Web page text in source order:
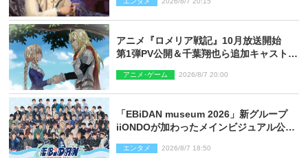
アニメ『ロメリア戦記』10月放送開始
第1弾PV公開＆千葉翔也ら追加キャスト4
アニメ･ゲーム 2026/8/7 20:00
「EBiDAN museum 2026」新グループ
iiONDOが加わったメインビジュアル公
エンタメ 2026/8/7 18:50